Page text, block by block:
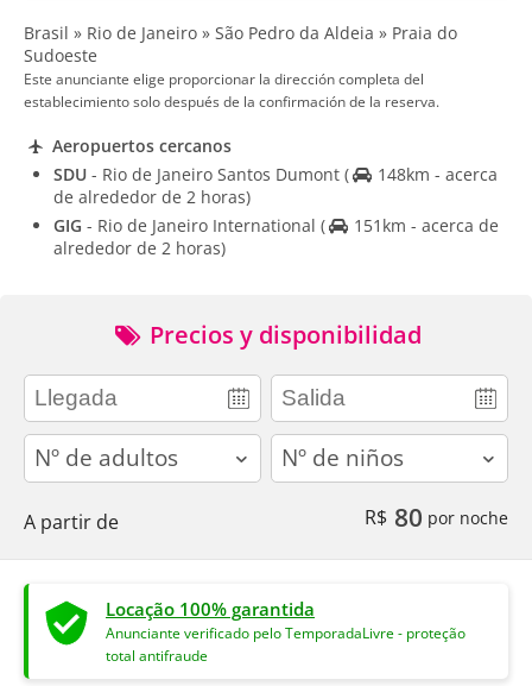
Brasil » Rio de Janeiro » São Pedro da Aldeia » Praia do
Sudoeste
Este anunciante elige proporcionar la dirección completa del
establecimiento solo después de la confirmación de la reserva.
Aeropuertos cercanos
SDU - Rio de Janeiro Santos Dumont (
148km - acerca
de alrededor de 2 horas)
GIG - Rio de Janeiro International (
151km - acerca de
alrededor de 2 horas)
Precios y disponibilidad
adults children
A partir de R$ 80 por noche
Locação 100% garantida
Anunciante verificado pelo TemporadaLivre - proteção
total antifraude